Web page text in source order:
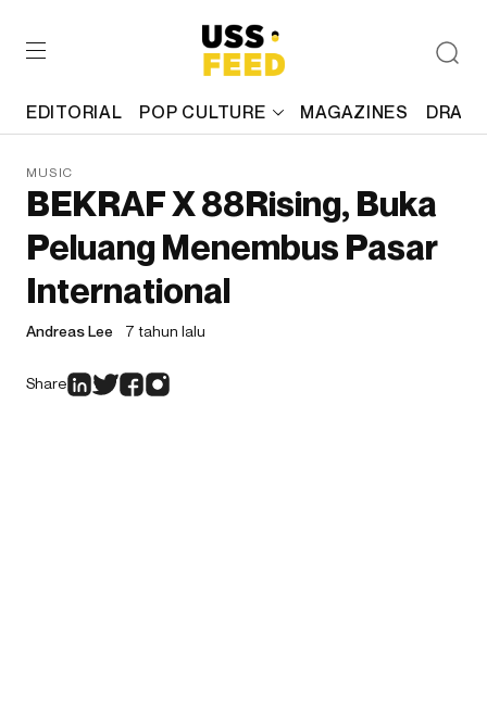
EDITORIAL POP CULTURE MAGAZINES
MUSIC
BEKRAF X 88Rising, Buka
Peluang Menembus Pasar
International
Andreas Lee 7 tahun lalu
Share